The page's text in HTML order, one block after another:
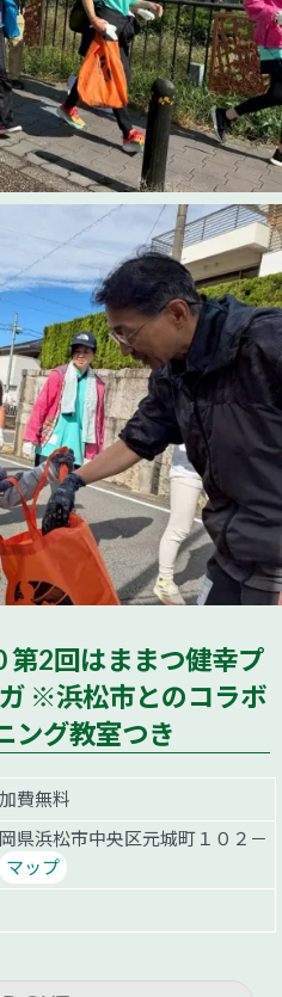
2回はままつ健幸プ
※浜松市とのコラボ
ング教室つき
費無料
県浜松市中央区元城町１０２－
マップ